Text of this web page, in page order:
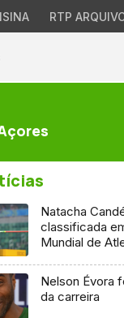
RTP
Natacha
classificada
Mundial de
Nelson Évora
da carreira